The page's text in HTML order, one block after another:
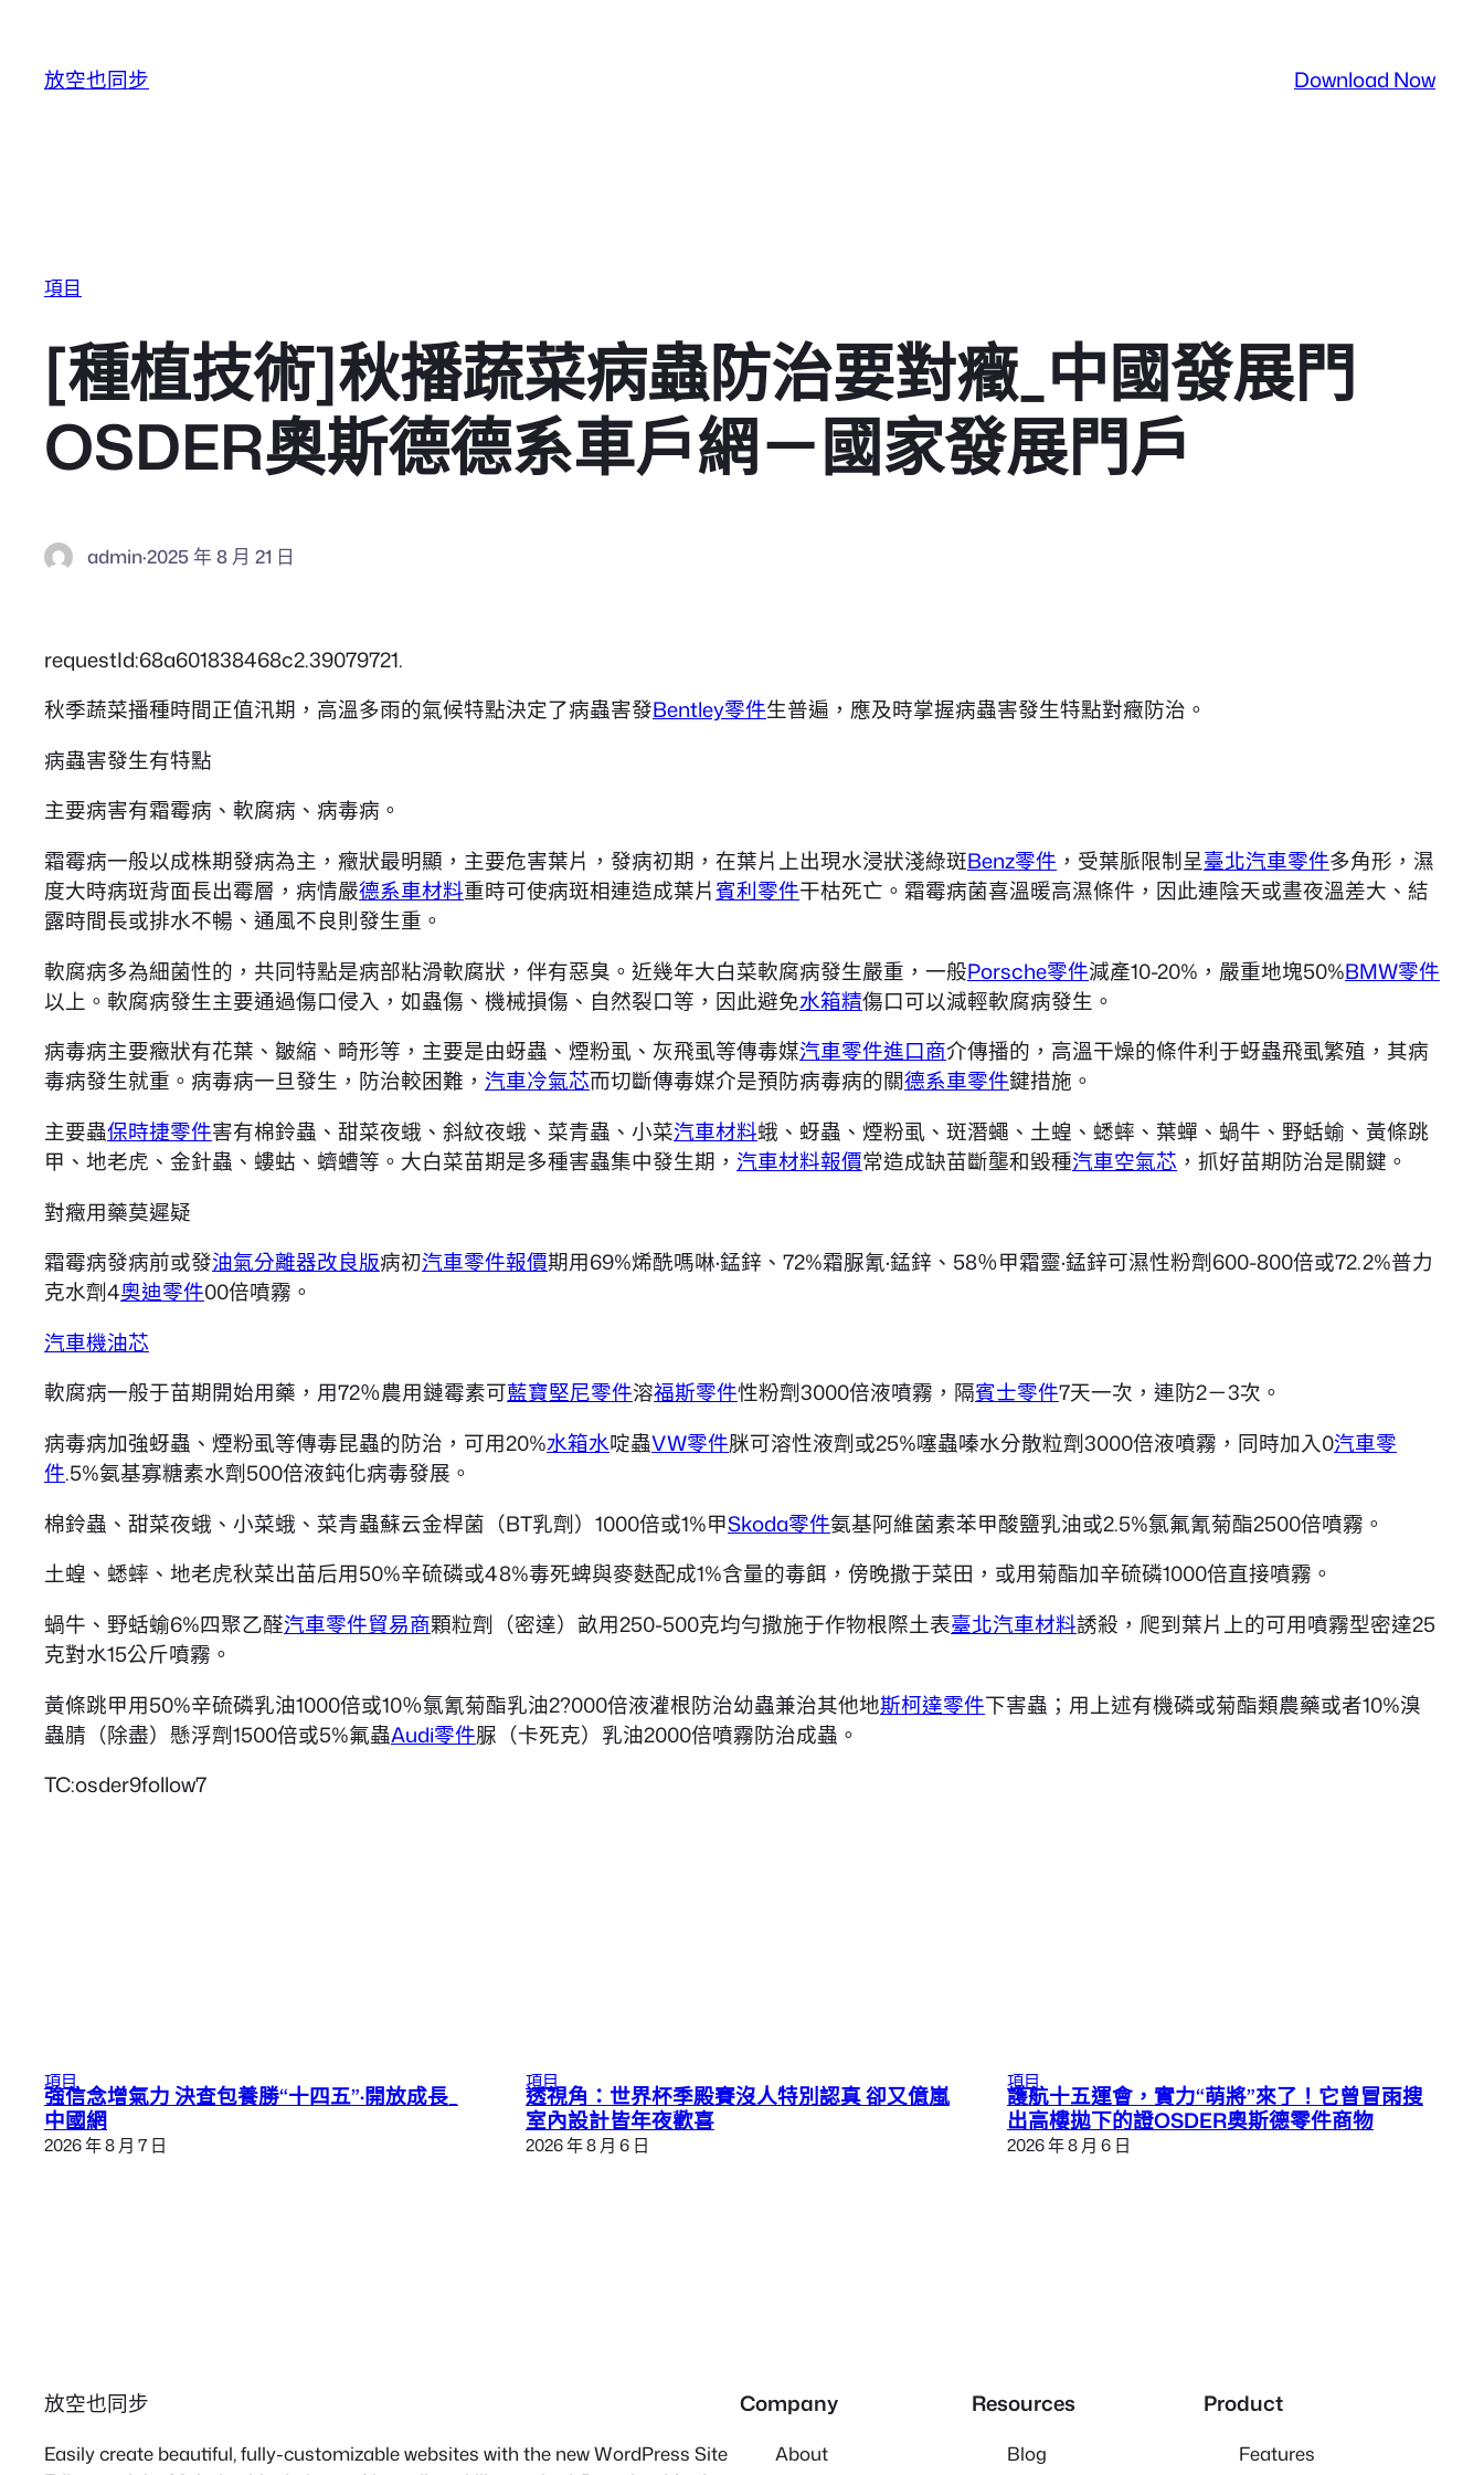
放空也同步 Download Now
項目
[種植技術]秋播蔬菜病蟲防治要對癥_中國發展門
OSDER奧斯德德系車戶網－國家發展門戶
admin·2025 年 8 月 21 日
requestId:68a601838468c2.39079721.
秋季蔬菜播種時間正值汛期，高溫多雨的氣候特點決定了病蟲害發Bentley零件生普遍，應及時掌握病蟲害發生特點對癥防治。
病蟲害發生有特點
主要病害有霜霉病、軟腐病、病毒病。
霜霉病一般以成株期發病為主，癥狀最明顯，主要危害葉片，發病初期，在葉片上出現水浸狀淺綠斑Benz零件 ，受葉脈限制呈臺北汽車零件多角形，濕
度大時病斑背面長出霉層，病情嚴德系車材料重時可使病斑相連造成葉片賓利零件干枯死亡。霜霉病菌喜溫暖高濕條件，因此連陰天或晝夜溫差大、結
露時間長或排水不暢、通風不良則發生重。
軟腐病多為細菌性的，共同特點是病部粘滑軟腐狀，伴有惡臭。近幾年大白菜軟腐病發生嚴重，一般Porsche零件減產10-20%，嚴重地塊50%BMW零件
以上。軟腐病發生主要通過傷口侵入，如蟲傷、機械損傷、自然裂口等，因此避免水箱精傷口可以減輕軟腐病發生。
病毒病主要癥狀有花葉、皺縮、畸形等，主要是由蚜蟲、煙粉虱、灰飛虱等傳毒媒汽車零件進口商介傳播的，高溫干燥的條件利于蚜蟲飛虱繁殖，其病
毒病發生就重。病毒病一旦發生，防治較困難， 汽車冷氣芯而切斷傳毒媒介是預防病毒病的關德系車零件鍵措施。
主要蟲保時捷零件害有棉鈴蟲、甜菜夜蛾、斜紋夜蛾、菜青蟲、小菜汽車材料蛾、蚜蟲、煙粉虱、斑潛蠅、土蝗、蟋蟀、葉蟬、蝸牛、野蛞蝓、黃條跳
甲、地老虎、金針蟲、螻蛄、蠐螬等。大白菜苗期是多種害蟲集中發生期， 汽車材料報價常造成缺苗斷壟和毀種汽車空氣芯 ，抓好苗期防治是關鍵。
對癥用藥莫遲疑
霜霉病發病前或發油氣分離器改良版病初汽車零件報價期用69%烯酰嗎啉·錳鋅、72%霜脲氰·錳鋅、58％甲霜靈·錳鋅可濕性粉劑600-800倍或72.2%普力
克水劑4奧迪零件00倍噴霧。
汽車機油芯
軟腐病一般于苗期開始用藥，用72％農用鏈霉素可藍寶堅尼零件溶福斯零件性粉劑3000倍液噴霧，隔賓士零件7天一次，連防2－3次。
病毒病加強蚜蟲、煙粉虱等傳毒昆蟲的防治，可用20%水箱水啶蟲VW零件脒可溶性液劑或25%噻蟲嗪水分散粒劑3000倍液噴霧，同時加入0汽車零
件.5%氨基寡糖素水劑500倍液鈍化病毒發展。
棉鈴蟲、甜菜夜蛾、小菜蛾、菜青蟲蘇云金桿菌（BT乳劑）1000倍或1%甲Skoda零件氨基阿維菌素苯甲酸鹽乳油或2.5%氯氟氰菊酯2500倍噴霧。
土蝗、蟋蟀、地老虎秋菜出苗后用50%辛硫磷或48%毒死蜱與麥麩配成1%含量的毒餌，傍晚撒于菜田，或用菊酯加辛硫磷1000倍直接噴霧。
蝸牛、野蛞蝓6%四聚乙醛汽車零件貿易商顆粒劑（密達）畝用250-500克均勻撒施于作物根際土表臺北汽車材料誘殺，爬到葉片上的可用噴霧型密達25
克對水15公斤噴霧。
黃條跳甲用50%辛硫磷乳油1000倍或10％氯氰菊酯乳油2?000倍液灌根防治幼蟲兼治其他地斯柯達零件下害蟲；用上述有機磷或菊酯類農藥或者10%溴
蟲腈（除盡）懸浮劑1500倍或5%氟蟲Audi零件脲（卡死克）乳油2000倍噴霧防治成蟲。
TC:osder9follow7
項目
強信念增氣力 決查包養勝“十四五”·開放成長_
中國網
2026 年 8 月 7 日
項目
透視角：世界杯季殿賽沒人特別認真 卻又億嵐
室內設計皆年夜歡喜
2026 年 8 月 6 日
項目
護航十五運會，實力“萌將”來了！它曾冒雨搜
出高樓拋下的證OSDER奧斯德零件商物
2026 年 8 月 6 日
放空也同步
Easily create beautiful, fully-customizable websites with the new WordPress Site
Company
About
Resources
Blog
Product
Features